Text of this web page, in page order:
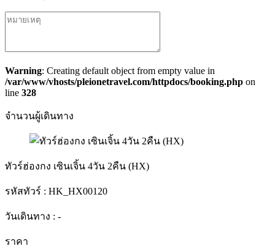
Warning: Creating default object from empty value in
/var/www/vhosts/pleionetravel.com/httpdocs/booking.php on
line 328
จำนวนผู้เดินทาง
ทัวร์ฮ่องกง เซินเจิ้น 4วัน 2คืน (HX)
รหัสทัวร์ : HK_HX00120
วันเดินทาง : -
ราคา